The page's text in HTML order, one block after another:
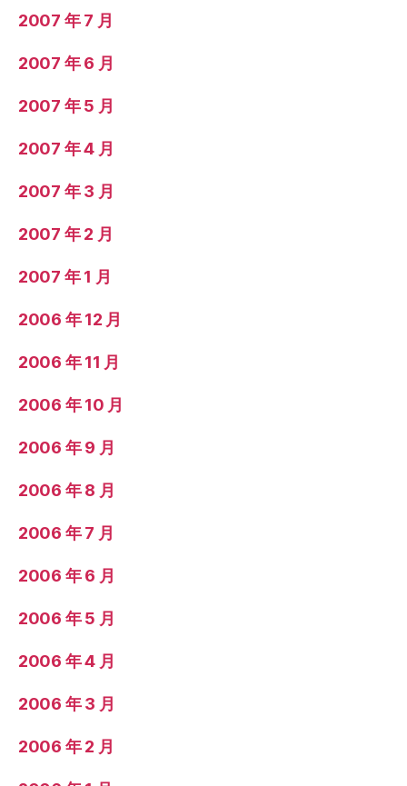
2007 年 7 月
2007 年 6 月
2007 年 5 月
2007 年 4 月
2007 年 3 月
2007 年 2 月
2007 年 1 月
2006 年 12 月
2006 年 11 月
2006 年 10 月
2006 年 9 月
2006 年 8 月
2006 年 7 月
2006 年 6 月
2006 年 5 月
2006 年 4 月
2006 年 3 月
2006 年 2 月